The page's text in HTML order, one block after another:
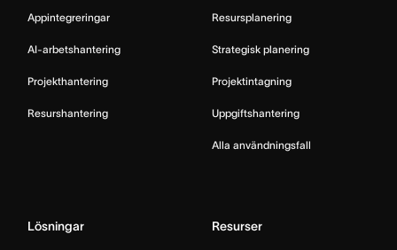
Appintegreringar
AI-arbetshantering
Projekthantering
Resurshantering
Resursplanering
Strategisk planering
Projektintagning
Uppgiftshantering
Alla användningsfall
Lösningar Resurser